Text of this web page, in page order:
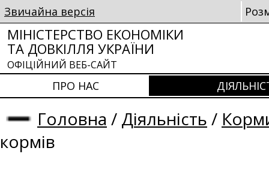
Звичайна версія
МІНІСТЕРСТВО ЕКОНОМІКИ
ТА ДОВКІЛЛЯ УКРАЇНИ
ОФІЦІЙНИЙ ВЕБ-САЙТ
ПРО НАС
Головна / Діяльність /
кормів